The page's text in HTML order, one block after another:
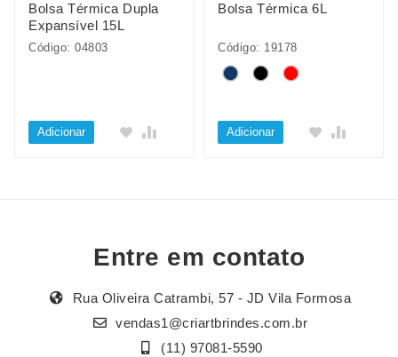
Bolsa Térmica Dupla
Expansível 15L
Código: 04803
Adicionar
Bolsa Térmica 6L
Código: 19178
Adicionar
Entre em contato
Rua Oliveira Catrambi, 57 - JD Vila Formosa
vendas1@criartbrindes.com.br
(11) 97081-5590